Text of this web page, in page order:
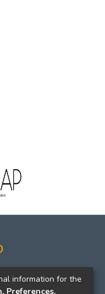
information for the
Preferences,